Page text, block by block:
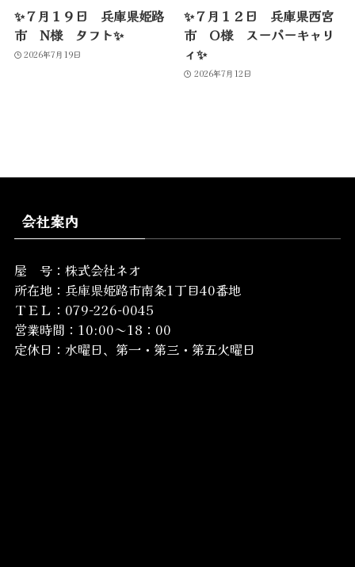
✨７月１９日 兵庫県姫路
市 N様 タフト✨
2026年7月19日
✨７月１２日 兵庫県西宮
市 O様 スーパーキャリ
ィ✨
2026年7月12日
会社案内
屋 号：株式会社ネオ
所在地： 兵庫県姫路市南条1丁目40番地
ＴＥＬ：079-226-0045
営業時間：10:00～18：00
定休日：水曜日、第一・第三・第五火曜日